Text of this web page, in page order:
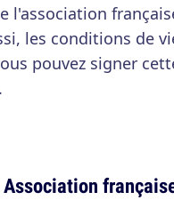
l'association
les conditions de
pouvez signer